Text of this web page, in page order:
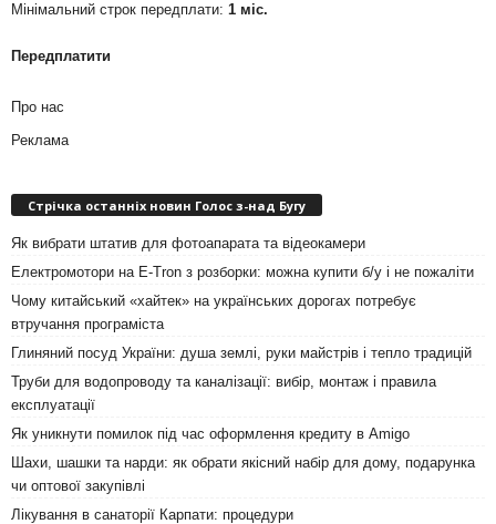
Мінімальний строк передплати: 1 міс.
Передплатити
Про нас
Реклама
Стрічка останніх новин Голос з-над Бугу
Як вибрати штатив для фотоапарата та відеокамери
Електромотори на E-Tron з розборки: можна купити б/у і не пожаліти
Чому китайський «хайтек» на українських дорогах потребує
втручання програміста
Глиняний посуд України: душа землі, руки майстрів і тепло традицій
Труби для водопроводу та каналізації: вибір, монтаж і правила
експлуатації
Як уникнути помилок під час оформлення кредиту в Amigo
Шахи, шашки та нарди: як обрати якісний набір для дому, подарунка
чи оптової закупівлі
Лікування в санаторії Карпати: процедури